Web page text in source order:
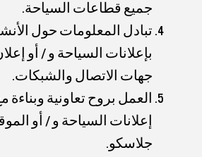
جميع قطاعات السياحة.
تبادل المعلومات حول
بإعلانات السياحة و / أو
جهات الاتصال والشبكات.
العمل بروح تعاونية
إعلانات السياحة و / أو
جلاسكو.